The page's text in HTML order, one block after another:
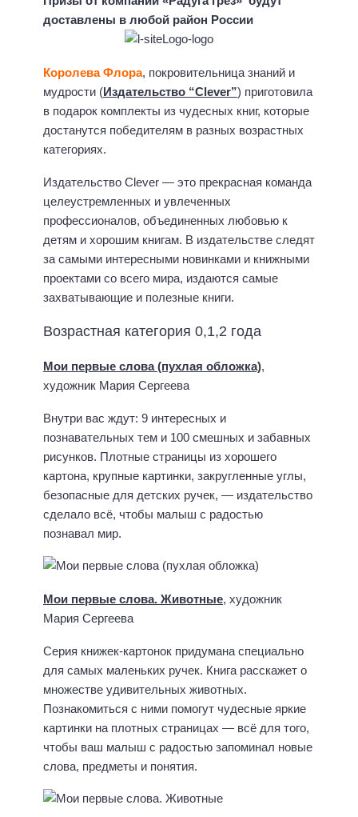
доставлены в любой район России
Королева Флора, покровительница знаний и
мудрости (Издательство “Clever”) приготовила
в подарок комплекты из чудесных книг, которые
достанутся победителям в разных возрастных
категориях.
Издательство Clever — это прекрасная команда
целеустремленных и увлеченных
профессионалов, объединенных любовью к
детям и хорошим книгам. В издательстве следят
за самыми интересными новинками и книжными
проектами со всего мира, издаются самые
захватывающие и полезные книги.
Возрастная категория 0,1,2 года
Мои первые слова (пухлая обложка),
художник Мария Сергеева
Внутри вас ждут: 9 интересных и
познавательных тем и 100 смешных и забавных
рисунков. Плотные страницы из хорошего
картона, крупные картинки, закругленные углы,
безопасные для детских ручек, — издательство
сделало всё, чтобы малыш с радостью
познавал мир.
Мои первые слова. Животные, художник
Мария Сергеева
Серия книжек-картонок придумана специально
для самых маленьких ручек. Книга расскажет о
множестве удивительных животных.
Познакомиться с ними помогут чудесные яркие
картинки на плотных страницах — всё для того,
чтобы ваш малыш с радостью запоминал новые
слова, предметы и понятия.